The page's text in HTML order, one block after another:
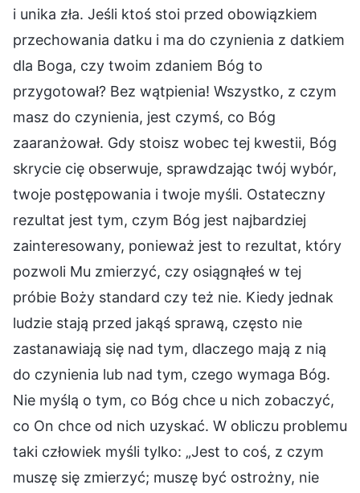
i unika zła. Jeśli ktoś stoi przed obowiązkiem
przechowania datku i ma do czynienia z datkiem
dla Boga, czy twoim zdaniem Bóg to
przygotował? Bez wątpienia! Wszystko, z czym
masz do czynienia, jest czymś, co Bóg
zaaranżował. Gdy stoisz wobec tej kwestii, Bóg
skrycie cię obserwuje, sprawdzając twój wybór,
twoje postępowania i twoje myśli. Ostateczny
rezultat jest tym, czym Bóg jest najbardziej
zainteresowany, ponieważ jest to rezultat, który
pozwoli Mu zmierzyć, czy osiągnąłeś w tej
próbie Boży standard czy też nie. Kiedy jednak
ludzie stają przed jakąś sprawą, często nie
zastanawiają się nad tym, dlaczego mają z nią
do czynienia lub nad tym, czego wymaga Bóg.
Nie myślą o tym, co Bóg chce u nich zobaczyć,
co On chce od nich uzyskać. W obliczu problemu
taki człowiek myśli tylko: „Jest to coś, z czym
muszę się zmierzyć; muszę być ostrożny, nie